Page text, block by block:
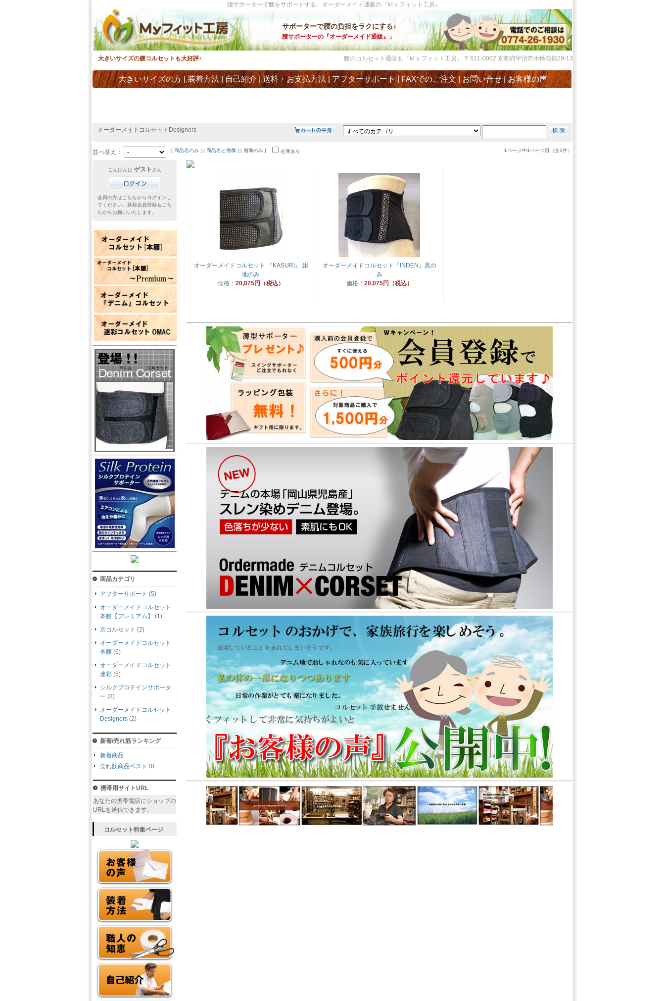
腰サポーターで腰をサポートする、オーダーメイド通販の『Ｍｙフィット工房』
サポーターで腰の負担をラクにする♪
腰サポーターの『オーダーメイド通販』 』
大きいサイズの腰コルセットも大好評♪ 腰のコルセット通販も『Ｍｙフィット工房』 〒611-0002 京都府宇治市木幡花揃29-13
大きいサイズの方|装着方法 |自己紹介|送料・お支払方法|アフターサポート|FAXでのご注文 お問い合せ|お客様の声
オーダーメイドコルセットDesigners
並べ替え： [ 商品名のみ ] [ 商品名と画像 ] [ 画像のみ ] 在庫あり 1ページ中1ページ目（全2件）
オーダーメイドコルセット 『KASURI』 紺
地のみ
価格： 20,075円（税込）
オーダーメイドコルセット『INDEN』黒の
み
価格： 20,075円（税込）
こんばんは ゲスト さん
会員の方はこちらからログインし
てください。新規会員登録もこち
らからお願いいたします。
商品カテゴリ
アフターサポート (5)
オーダーメイドコルセット
本腰【プレミアム】
(1)
京コルセット (2)
オーダーメイドコルセット
本腰 (6)
オーダーメイドコルセット
迷彩 (5)
シルクプロテインサポータ
ー (8)
オーダーメイドコルセット
Designers (2)
新着/売れ筋ランキング
新着商品
売れ筋商品ベスト10
携帯用サイトURL
あなたの携帯電話にショップの
URLを送信できます。
コルセット特集ページ